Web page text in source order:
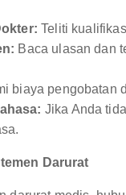
Teliti
Baca ulasan dan
biaya pengobatan
Jika Anda
Darurat